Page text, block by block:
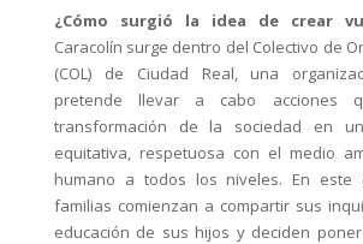
¿Cómo surgió la idea de crear
Caracolín surge dentro del Colectivo de
(COL) de Ciudad Real, una
pretende llevar a cabo acciones
transformación de la sociedad en
equitativa, respetuosa con el medio
humano a todos los niveles. En este
familias comienzan a compartir sus
educación de sus hijos y deciden